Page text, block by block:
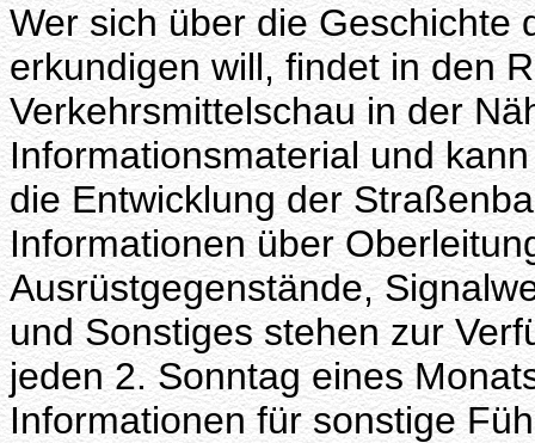
Wer sich über die Geschichte
erkundigen will, findet in den
Verkehrsmittelschau in der
Informationsmaterial und
die Entwicklung der
Informationen über
Ausrüstgegenstände,
und Sonstiges stehen zur
jeden 2. Sonntag eines
Informationen für sonstige